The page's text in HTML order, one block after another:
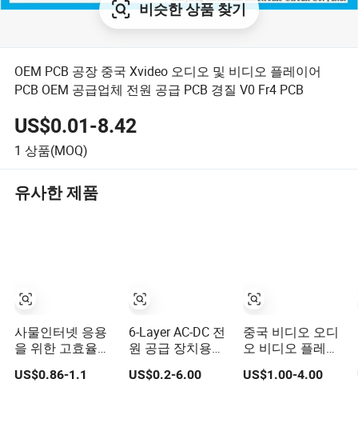
비슷한 상품 찾기
OEM PCB 공장 중국 Xvideo 오디오 및 비디오 플레이어
PCB OEM 공급업체 전원 공급 PCB 경질 V0 Fr4 PCB
US$0.01-8.42
1 상품(MOQ)
유사한 제품
사물인터넷 응용
을 위한 고효율
AC-DC 전원 공급
장치 PCB
US$0.86-1.1
6-Layer AC-DC 전
원 공급 장치용
PCB
US$0.2-6.00
중국 비디오 오디
오 비디오 플레이
어 PCBA OEM 공
급업체 전원 공급
US$1.00-4.00